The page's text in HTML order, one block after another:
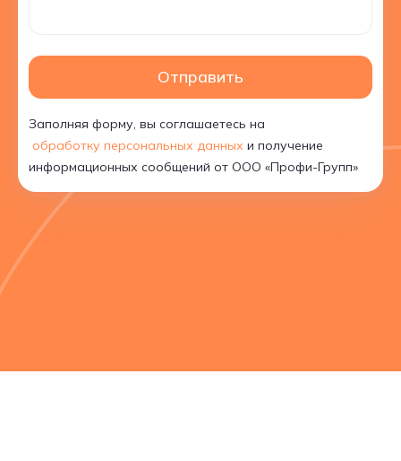
Отправить
Заполняя форму, вы соглашаетесь на
обработку персональных данных и получение
информационных сообщений от ООО «Профи-Групп»